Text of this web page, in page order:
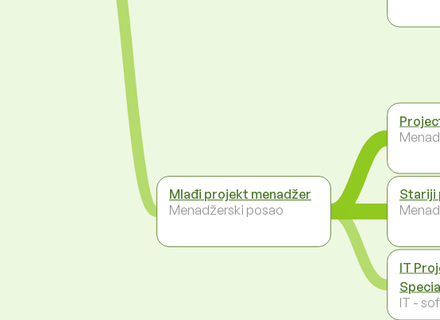
Mlađi projekt menadžer
Menadžerski posao
Stariji
IT
IT -